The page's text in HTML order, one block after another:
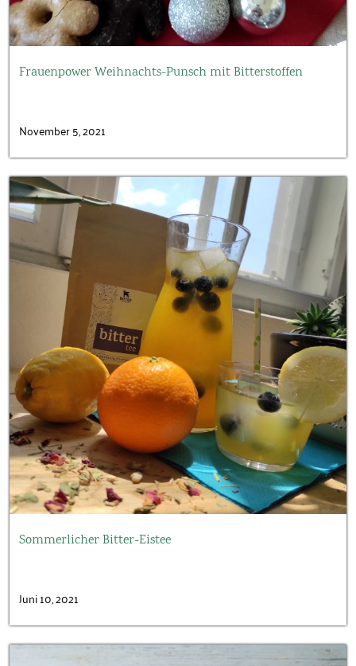
Frauenpower Weihnachts-Punsch mit Bitterstoffen
November 5, 2021
Sommerlicher Bitter-Eistee
Juni 10, 2021